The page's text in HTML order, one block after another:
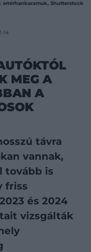
emirhankaramuk, Shutterstock
14
MEG A
A
távra
vannak,
tovább is
friss
és 2024
vizsgálták